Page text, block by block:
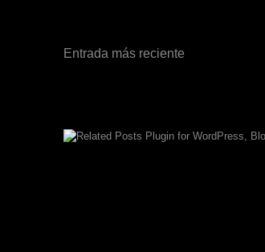
Entrada más reciente